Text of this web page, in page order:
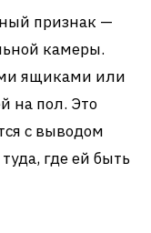
признак —
камеры.
ящиками или
на пол. Это
с выводом
где ей быть